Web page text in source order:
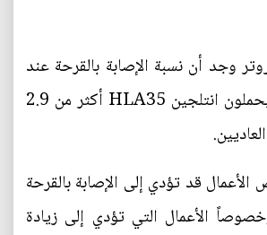
وجد أن نسبة الإصابة بالقرحة عند
الأشخاص الذين يحملون انتلجين HLA35 أكثر من 2.9
الأعمال قد تؤدي إلى الإصابة بالقرحة
الأعمال التي تؤدي إلى زيادة